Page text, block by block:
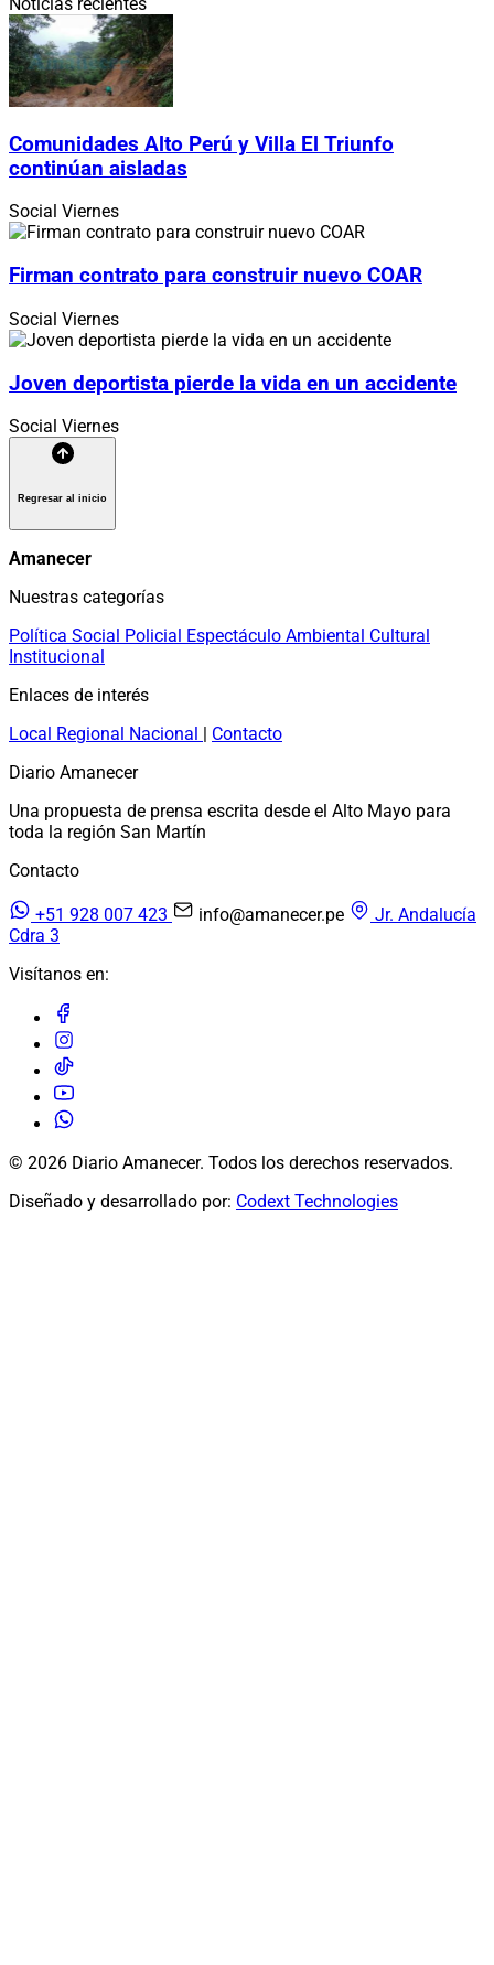
Comunidades Alto Perú y Villa El Triunfo
continúan aisladas
Social Viernes
Firman contrato para construir nuevo COAR
Social Viernes
Joven deportista pierde la vida en un accidente
Social Viernes
Regresar al inicio
Amanecer
Nuestras categorías
Política Social Policial Espectáculo Ambiental Cultural
Institucional
Enlaces de interés
Local Regional Nacional | Contacto
Diario Amanecer
Una propuesta de prensa escrita desde el Alto Mayo para
toda la región San Martín
Contacto
+51 928 007 423 info@amanecer.pe
Jr. Andalucía
Cdra 3
Visítanos en:
© 2026 Diario Amanecer. Todos los derechos reservados.
Diseñado y desarrollado por: Codext Technologies